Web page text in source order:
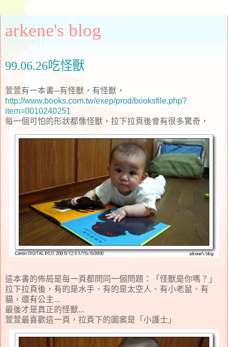
arkene's blog
99.06.26吃怪獸
萱萱有一本書─有怪獸，有怪獸，
http://www.books.com.tw/exep/prod/booksfile.php?
item=0010240251
每一個可怕的形狀都像怪獸，拉下拉頁後會有很多驚奇，
這本書的佈局是每一頁都問同一個問題：「怪獸是你嗎？」
拉下拉頁後，有的是水手、有的是太空人、有小老鼠、有
貓，還有公主...
最後才是真正的怪獸...
萱萱最喜歡這一頁，拉頁下的圖案是「小護士」